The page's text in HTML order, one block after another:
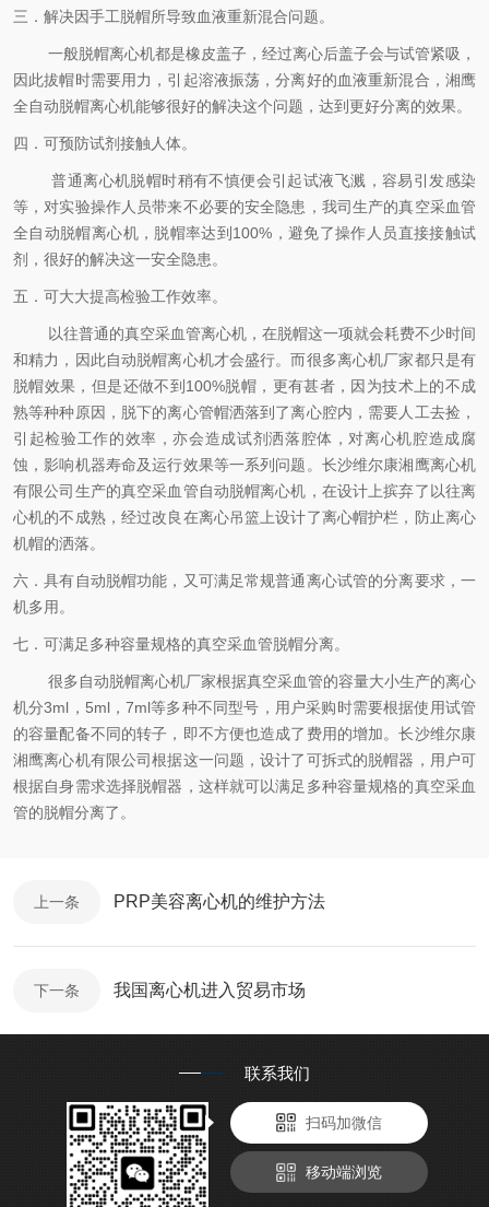
三．解决因手工脱帽所导致血液重新混合问题。
一般脱帽离心机都是橡皮盖子，经过离心后盖子会与试管紧吸，
因此拔帽时需要用力，引起溶液振荡，分离好的血液重新混合，湘鹰
全自动脱帽离心机能够很好的解决这个问题，达到更好分离的效果。
四．可预防试剂接触人体。
普通离心机脱帽时稍有不慎便会引起试液飞溅，容易引发感染
等，对实验操作人员带来不必要的安全隐患，我司生产的真空采血管
全自动脱帽离心机，脱帽率达到100%，避免了操作人员直接接触试
剂，很好的解决这一安全隐患。
五．可大大提高检验工作效率。
以往普通的真空采血管离心机，在脱帽这一项就会耗费不少时间
和精力，因此自动脱帽离心机才会盛行。而很多离心机厂家都只是有
脱帽效果，但是还做不到100%脱帽，更有甚者，因为技术上的不成
熟等种种原因，脱下的离心管帽洒落到了离心腔内，需要人工去捡，
引起检验工作的效率，亦会造成试剂洒落腔体，对离心机腔造成腐
蚀，影响机器寿命及运行效果等一系列问题。长沙维尔康湘鹰离心机
有限公司生产的真空采血管自动脱帽离心机，在设计上摈弃了以往离
心机的不成熟，经过改良在离心吊篮上设计了离心帽护栏，防止离心
机帽的洒落。
六．具有自动脱帽功能，又可满足常规普通离心试管的分离要求，一
机多用。
七．可满足多种容量规格的真空采血管脱帽分离。
很多自动脱帽离心机厂家根据真空采血管的容量大小生产的离心
机分3ml，5ml，7ml等多种不同型号，用户采购时需要根据使用试管
的容量配备不同的转子，即不方便也造成了费用的增加。长沙维尔康
湘鹰离心机有限公司根据这一问题，设计了可拆式的脱帽器，用户可
根据自身需求选择脱帽器，这样就可以满足多种容量规格的真空采血
管的脱帽分离了。
上一条 PRP美容离心机的维护方法
下一条 我国离心机进入贸易市场
联系我们
扫码加微信
移动端浏览